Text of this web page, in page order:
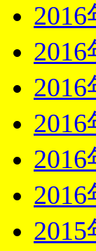
2016
2016
2016
2016
2016
2016
2015